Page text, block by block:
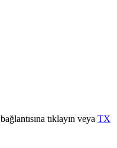
bağlantısına tıklayın veya TX